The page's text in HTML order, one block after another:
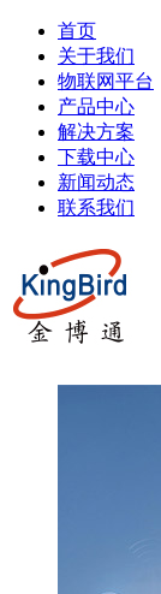
首页
关于我们
物联网平台
产品中心
解决方案
下载中心
新闻动态
联系我们